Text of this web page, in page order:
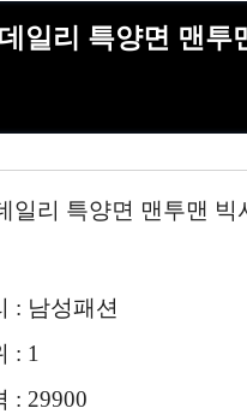
일리 특양면 맨투
일리 특양면 맨투맨 빅
: 남성패션
: 1
: 29900